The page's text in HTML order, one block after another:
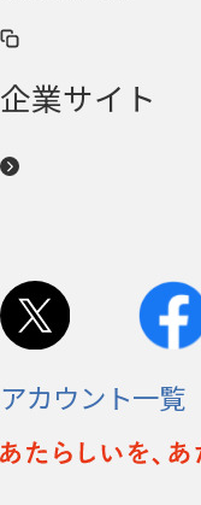
企業サイト
アカウント一覧